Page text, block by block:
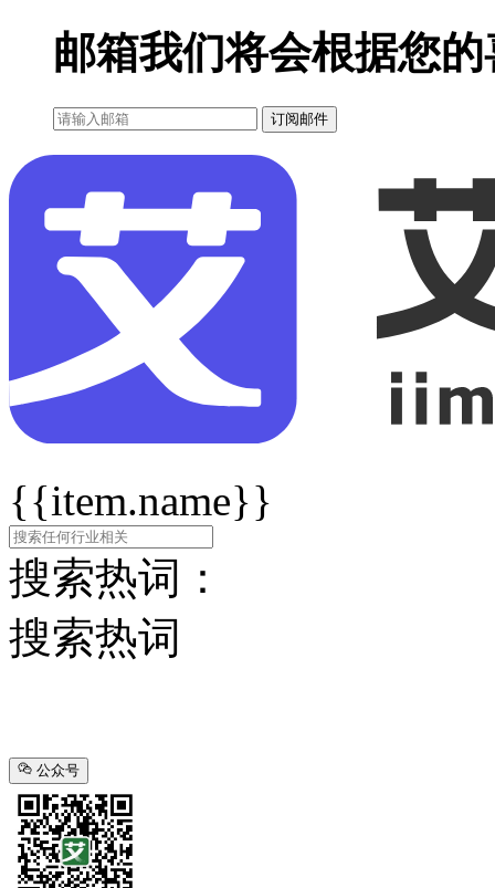
邮箱我们将会根据您
订阅邮件
{{item.name}}
搜索热词：
搜索热词
公众号